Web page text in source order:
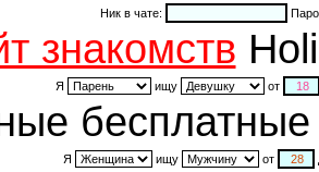
Ник в чате:
знакомств
Я ищу от
бесплатные
Я ищу от